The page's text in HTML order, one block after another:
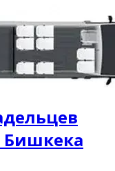
Бишкека